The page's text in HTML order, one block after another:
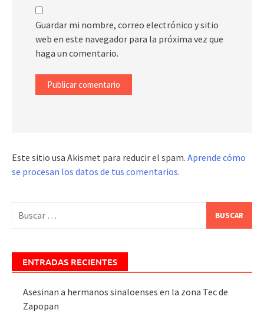
Guardar mi nombre, correo electrónico y sitio
web en este navegador para la próxima vez que
haga un comentario.
Este sitio usa Akismet para reducir el spam. Aprende cómo
se procesan los datos de tus comentarios.
ENTRADAS RECIENTES
Asesinan a hermanos sinaloenses en la zona Tec de
Zapopan